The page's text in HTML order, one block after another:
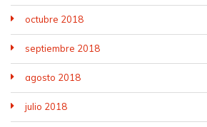
octubre 2018
septiembre 2018
agosto 2018
julio 2018